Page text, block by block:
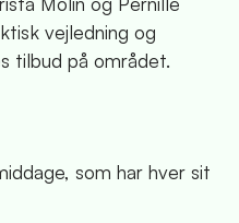
vejledning og
tilbud på området.
som har hver sit